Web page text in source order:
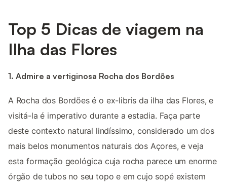
Top 5 Dicas de viagem na
Ilha das Flores
1. Admire a vertiginosa Rocha dos Bordões
A Rocha dos Bordões é o ex-libris da ilha das Flores, e
visitá-la é imperativo durante a estadia. Faça parte
deste contexto natural lindíssimo, considerado um dos
mais belos monumentos naturais dos Açores, e veja
esta formação geológica cuja rocha parece um enorme
órgão de tubos no seu topo e em cujo sopé existem